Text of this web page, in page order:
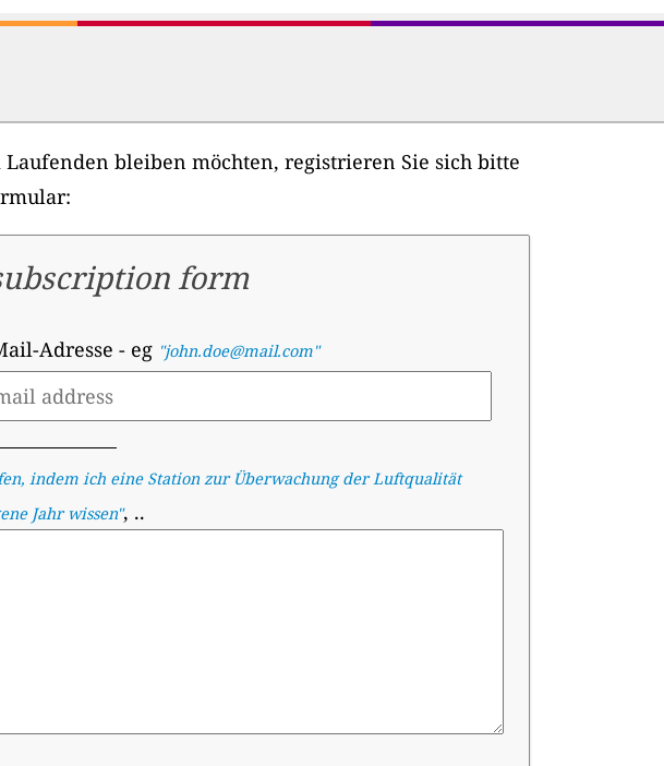
bleiben möchten, registrieren Sie sich bitte
form
Adresse - eg "john.doe@mail.com"
indem ich eine Station zur Überwachung der Luftqualität
Jahr wissen", ..